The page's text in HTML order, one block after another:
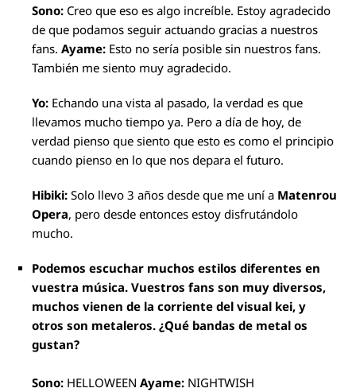
Sono: Creo que eso es algo increíble. Estoy agradecido
de que podamos seguir actuando gracias a nuestros
fans. Ayame: Esto no sería posible sin nuestros fans.
También me siento muy agradecido.
Yo: Echando una vista al pasado, la verdad es que
llevamos mucho tiempo ya. Pero a día de hoy, de
verdad pienso que siento que esto es como el principio
cuando pienso en lo que nos depara el futuro.
Hibiki: Solo llevo 3 años desde que me uní a Matenrou
Opera, pero desde entonces estoy disfrutándolo
mucho.
Podemos escuchar muchos estilos diferentes en
vuestra música. Vuestros fans son muy diversos,
muchos vienen de la corriente del visual kei, y
otros son metaleros. ¿Qué bandas de metal os
gustan?
Sono: HELLOWEEN Ayame: NIGHTWISH